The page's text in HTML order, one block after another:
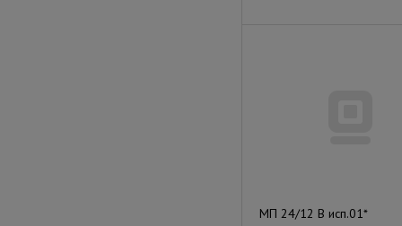
МП 24/12 В исп.01*